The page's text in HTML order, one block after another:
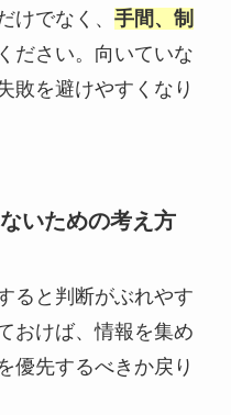
けでなく、 手間、制
ださい。向いていな
敗を避けやすくなり
いための考え方
ると判断がぶれやす
おけば、情報を集め
優先するべきか戻り